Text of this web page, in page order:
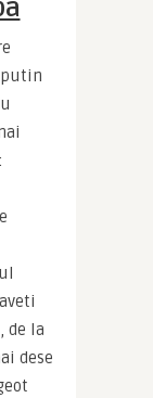
putin
de la
dese